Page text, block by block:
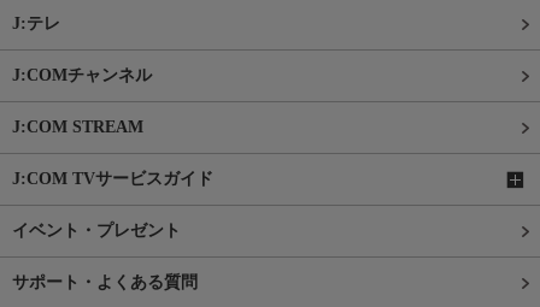
J:テレ
J:COMチャンネル
J:COM STREAM
J:COM TVサービスガイド
イベント・プレゼント
サポート・よくある質問